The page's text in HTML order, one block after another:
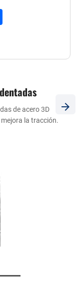
de acero 3D
la tracción.